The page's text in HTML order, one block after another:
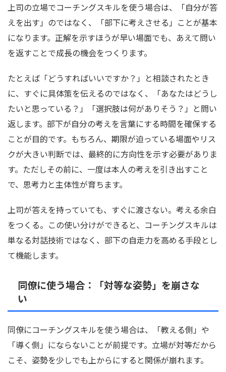
上司の立場でコーチングスキルを使う場合は、「自分が答
えを出す」のではなく、「部下に考えさせる」ことが基本
になります。正解を示すほうが早い場面でも、あえて問い
を返すことで成長の機会をつくります。
たとえば「どうすればいいですか？」と相談されたとき
に、すぐに具体策を伝えるのではなく、「あなたはどうし
たいと思っている？」「選択肢は何がありそう？」と問い
返します。部下が自分の考えを言葉にする時間を確保する
ことが目的です。もちろん、期限が迫っている場面やリス
クが大きい判断では、最終的に方向性を示す必要がありま
す。ただしその前に、一度は本人の考えを引き出すこと
で、思考力と主体性が育ちます。
上司が答えを持っていても、すぐに渡さない。考える余白
をつくる。この使い分けができると、コーチングスキルは
単なる対話技術ではなく、部下の自走力を高める手段とし
て機能します。
同僚に使う場合：「対等な姿勢」を崩さな
い
同僚にコーチングスキルを使う場合は、「教える側」や
「導く側」にならないことが前提です。立場が対等だから
こそ、姿勢を少しでも上からにすると関係が崩れます。